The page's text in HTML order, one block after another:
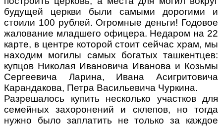
будущей церкви были самыми дорогими и
стоили 100 рублей. Огромные деньги! Годовое
жалование младшего офицера. Недаром на 22
карте, в центре которой стоит сейчас храм, мы
находим могилы самых богатых ташкентцев:
купцов Николая Ивановича Иванова и Козьмы
Сергеевича Ларина, Ивана Асигритовича
Карандакова, Петра Васильевича Чуркина.
Разрешалось купить несколько участков для
семейных захоронений и склепов, но тогда
нужно было заплатить не только за каждое